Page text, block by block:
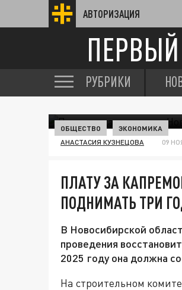
АВТОРИЗАЦИЯ
РУБРИКИ
ОБЩЕСТВО ЭКОНОМИКА
АНАСТАСИЯ КУЗНЕЦОВА 09
ПЛАТУ ЗА
ПОДНИМАТЬ ТРИ
В Новосибирской
проведения
2025 году она должна
На строительном